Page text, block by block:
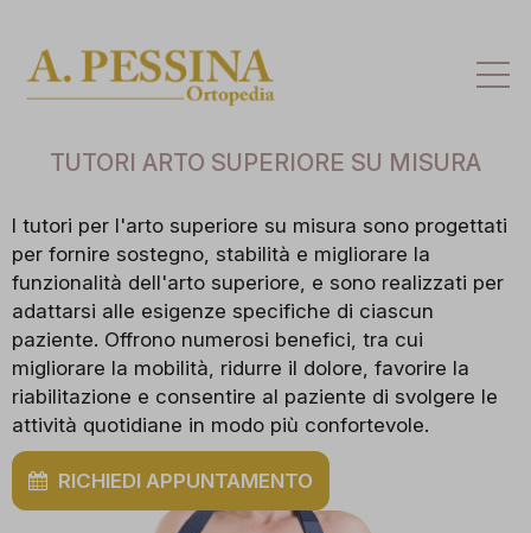
TUTORI ARTO SUPERIORE SU MISURA
I tutori per l'arto superiore su misura sono progettati
per fornire sostegno, stabilità e migliorare la
funzionalità dell'arto superiore, e sono realizzati per
adattarsi alle esigenze specifiche di ciascun
paziente. Offrono numerosi benefici, tra cui
migliorare la mobilità, ridurre il dolore, favorire la
riabilitazione e consentire al paziente di svolgere le
attività quotidiane in modo più confortevole.
RICHIEDI APPUNTAMENTO